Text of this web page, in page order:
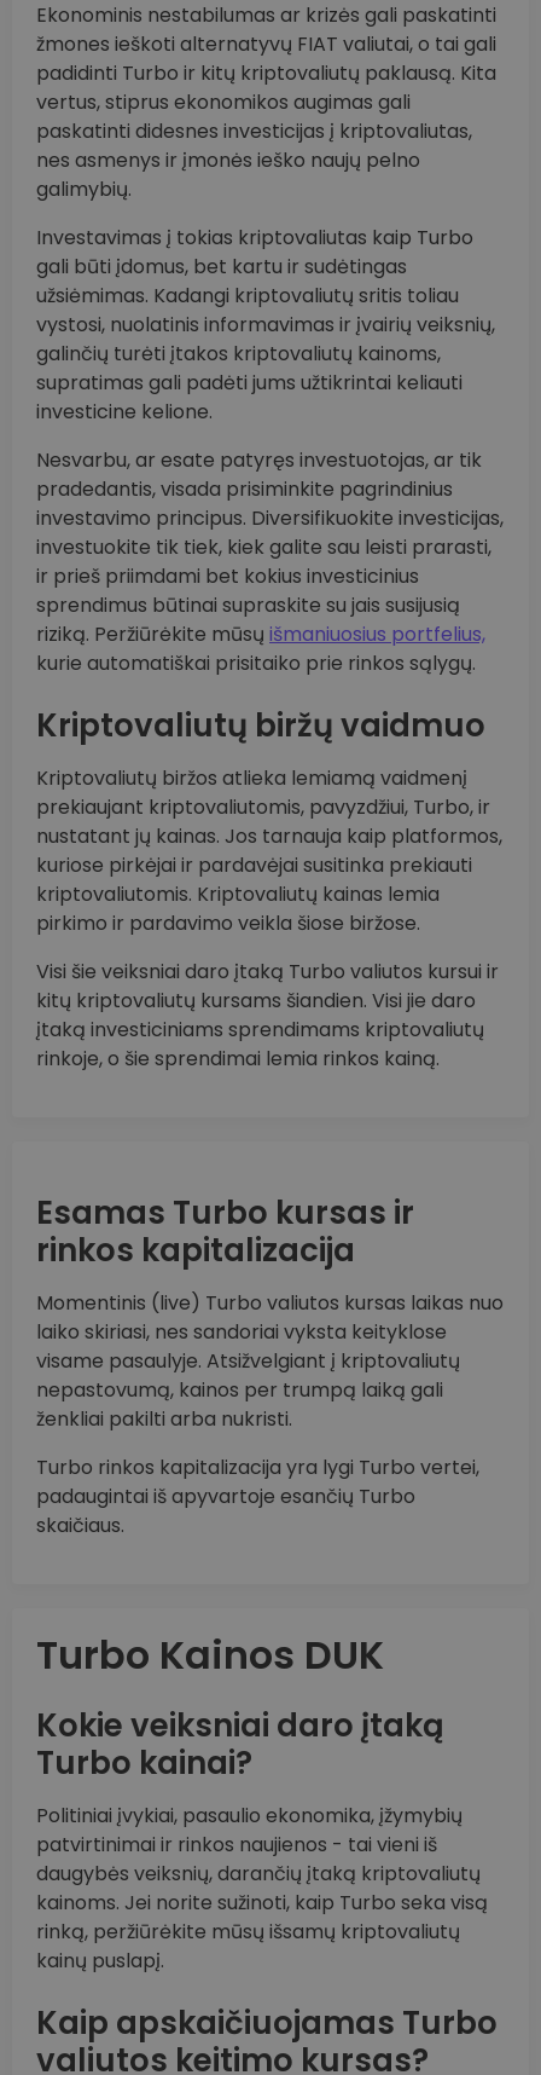
Ekonominis nestabilumas ar krizės gali paskatinti
žmones ieškoti alternatyvų FIAT valiutai, o tai gali
padidinti Turbo ir kitų kriptovaliutų paklausą. Kita
vertus, stiprus ekonomikos augimas gali
paskatinti didesnes investicijas į kriptovaliutas,
nes asmenys ir įmonės ieško naujų pelno
galimybių.
Investavimas į tokias kriptovaliutas kaip Turbo
gali būti įdomus, bet kartu ir sudėtingas
užsiėmimas. Kadangi kriptovaliutų sritis toliau
vystosi, nuolatinis informavimas ir įvairių veiksnių,
galinčių turėti įtakos kriptovaliutų kainoms,
supratimas gali padėti jums užtikrintai keliauti
investicine kelione.
Nesvarbu, ar esate patyręs investuotojas, ar tik
pradedantis, visada prisiminkite pagrindinius
investavimo principus. Diversifikuokite investicijas,
investuokite tik tiek, kiek galite sau leisti prarasti,
ir prieš priimdami bet kokius investicinius
sprendimus būtinai supraskite su jais susijusią
riziką. Peržiūrėkite mūsų išmaniuosius portfelius,
kurie automatiškai prisitaiko prie rinkos sąlygų.
Kriptovaliutų biržų vaidmuo
Kriptovaliutų biržos atlieka lemiamą vaidmenį
prekiaujant kriptovaliutomis, pavyzdžiui, Turbo, ir
nustatant jų kainas. Jos tarnauja kaip platformos,
kuriose pirkėjai ir pardavėjai susitinka prekiauti
kriptovaliutomis. Kriptovaliutų kainas lemia
pirkimo ir pardavimo veikla šiose biržose.
Visi šie veiksniai daro įtaką Turbo valiutos kursui ir
kitų kriptovaliutų kursams šiandien. Visi jie daro
įtaką investiciniams sprendimams kriptovaliutų
rinkoje, o šie sprendimai lemia rinkos kainą.
Esamas Turbo kursas ir
rinkos kapitalizacija
Momentinis (live) Turbo valiutos kursas laikas nuo
laiko skiriasi, nes sandoriai vyksta keityklose
visame pasaulyje. Atsižvelgiant į kriptovaliutų
nepastovumą, kainos per trumpą laiką gali
ženkliai pakilti arba nukristi.
Turbo rinkos kapitalizacija yra lygi Turbo vertei,
padaugintai iš apyvartoje esančių Turbo
skaičiaus.
Turbo Kainos DUK
Kokie veiksniai daro įtaką
Turbo kainai?
Politiniai įvykiai, pasaulio ekonomika, įžymybių
patvirtinimai ir rinkos naujienos - tai vieni iš
daugybės veiksnių, darančių įtaką kriptovaliutų
kainoms. Jei norite sužinoti, kaip Turbo seka visą
rinką, peržiūrėkite mūsų išsamų kriptovaliutų
kainų puslapį.
Kaip apskaičiuojamas Turbo
valiutos keitimo kursas?